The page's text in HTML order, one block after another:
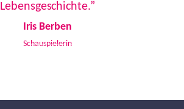
Lebensgeschichte.”
Iris Berben
Schauspielerin